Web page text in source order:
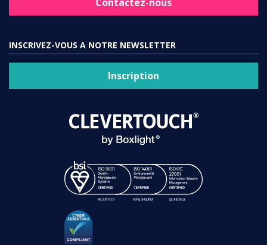
INSCRIVEZ-VOUS A NOTRE NEWSLETTER
Inscription